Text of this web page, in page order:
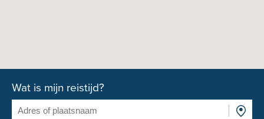
Wat is mijn reistijd?